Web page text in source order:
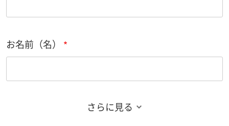
お名前（名）
さらに見る